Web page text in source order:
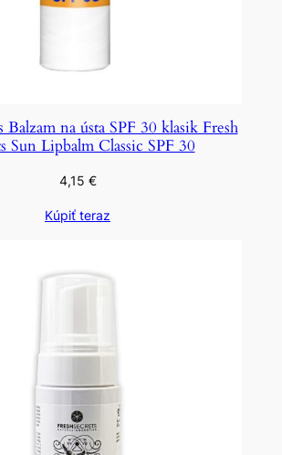
Balzam na ústa SPF 30 klasik Fresh
Sun Lipbalm Classic SPF 30
4,15 €
Kúpiť teraz